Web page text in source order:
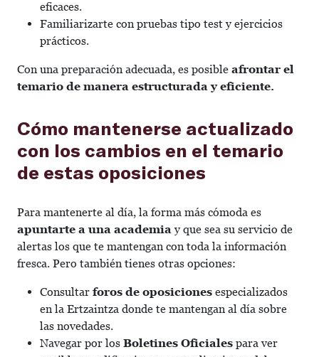
eficaces.
Familiarizarte con pruebas tipo test y ejercicios
prácticos.
Con una preparación adecuada, es posible afrontar el
temario de manera estructurada y eficiente.
Cómo mantenerse actualizado
con los cambios en el temario
de estas oposiciones
Para mantenerte al día, la forma más cómoda es
apuntarte a una academiay que sea su servicio de
alertas los que te mantengan con toda la información
fresca. Pero también tienes otras opciones:
Consultar foros de oposiciones especializados
en la Ertzaintza donde te mantengan al día sobre
las novedades.
Navegar por los Boletines Oficiales para ver